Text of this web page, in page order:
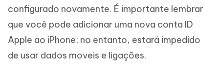
configurado novamente. É importante lembrar
que você pode adicionar uma nova conta ID
Apple ao iPhone; no entanto, estará impedido
de usar dados moveis e ligações.